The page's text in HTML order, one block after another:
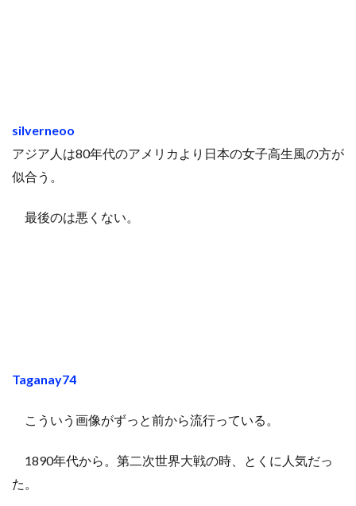
silverneoo
アジア人は80年代のアメリカより日本の女子高生風の方が
似合う。
最後のは悪くない。
Taganay74
こういう画像がずっと前から流行っている。
1890年代から。第二次世界大戦の時、とくに人気だっ
た。